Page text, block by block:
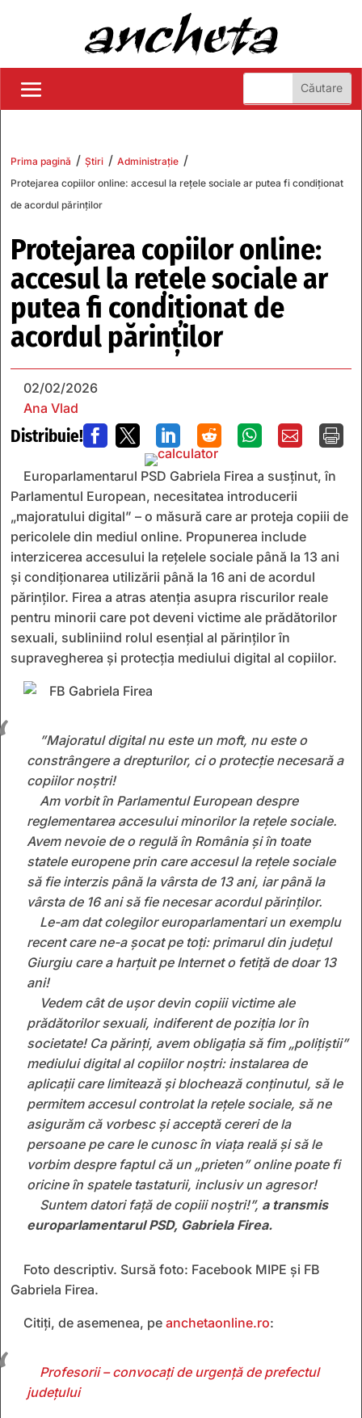
Prima pagină / Știri / Administrație /
Protejarea copiilor online: accesul la rețele sociale ar putea fi condiționat
de acordul părinților
Protejarea copiilor online:
accesul la rețele sociale ar
putea fi condiționat de
acordul părinților
02/02/2026
Ana Vlad
Distribuie!       
Europarlamentarul PSD Gabriela Firea a susținut, în
Parlamentul European, necesitatea introducerii
„majoratului digital” – o măsură care ar proteja copiii de
pericolele din mediul online. Propunerea include
interzicerea accesului la rețelele sociale până la 13 ani
și condiționarea utilizării până la 16 ani de acordul
părinților. Firea a atras atenția asupra riscurilor reale
pentru minorii care pot deveni victime ale prădătorilor
sexuali, subliniind rolul esențial al părinților în
supravegherea și protecția mediului digital al copiilor.
”Majoratul digital nu este un moft, nu este o
constrângere a drepturilor, ci o protecție necesară a
copiilor noștri!
Am vorbit în Parlamentul European despre
reglementarea accesului minorilor la rețele sociale.
Avem nevoie de o regulă în România și în toate
statele europene prin care accesul la rețele sociale
să fie interzis până la vârsta de 13 ani, iar până la
vârsta de 16 ani să fie necesar acordul părinţilor.
Le-am dat colegilor europarlamentari un exemplu
recent care ne-a șocat pe toți: primarul din județul
Giurgiu care a harțuit pe Internet o fetiță de doar 13
ani!
Vedem cât de ușor devin copiii victime ale
prădătorilor sexuali, indiferent de poziția lor în
societate! Ca părinți, avem obligația să fim „polițiștii”
mediului digital al copiilor noștri: instalarea de
aplicații care limitează și blochează conținutul, să le
permitem accesul controlat la rețele sociale, să ne
asigurăm că vorbesc și acceptă cereri de la
persoane pe care le cunosc în viața reală și să le
vorbim despre faptul că un „prieten” online poate fi
oricine în spatele tastaturii, inclusiv un agresor!
Suntem datori față de copiii noștri!”, a transmis
europarlamentarul PSD, Gabriela Firea.
Foto descriptiv. Sursă foto: Facebook MIPE și FB
Gabriela Firea.
Citiți, de asemenea, pe anchetaonline.ro:
Profesorii – convocați de urgență de prefectul
județului